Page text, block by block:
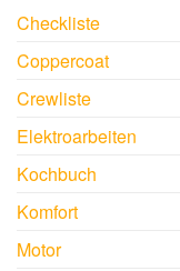
Checkliste
Coppercoat
Crewliste
Elektroarbeiten
Kochbuch
Komfort
Motor